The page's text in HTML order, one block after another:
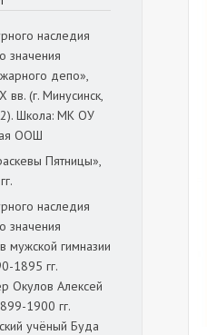
наследия
значения
депо»,
(г. Минусинск,
Школа: МК ОУ
ООШ
Пятницы»,
наследия
значения
мужской гимназии
1895 гг.
Окулов Алексей
1900 гг.
учёный Буда